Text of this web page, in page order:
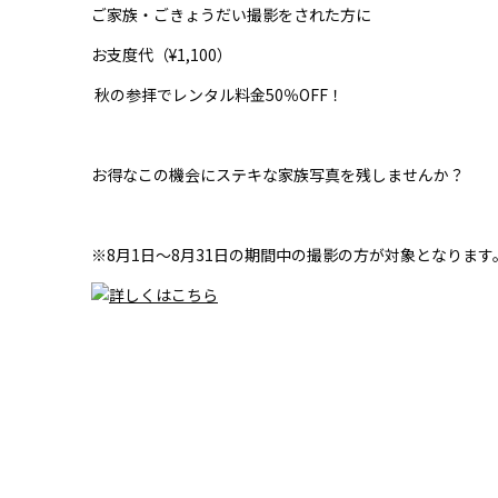
ご家族・ごきょうだい撮影をされた方に
お支度代（¥1,100）
秋の参拝でレンタル料金50％OFF！
お得なこの機会にステキな家族写真を残しませんか？
※8月1日〜8月31日の期間中の撮影の方が対象となります